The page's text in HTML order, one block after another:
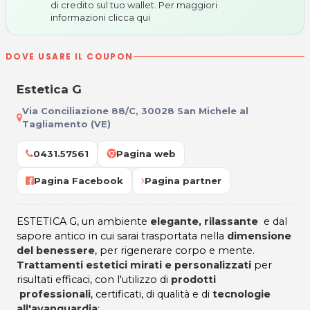
di credito sul tuo wallet. Per maggiori
informazioni clicca qui
DOVE USARE IL COUPON
Estetica G
Via Conciliazione 88/C, 30028 San Michele al
Tagliamento (VE)
0431.57561 Pagina web
Pagina Facebook Pagina partner
ESTETICA G, un ambiente elegante, rilassante e dal
sapore antico in cui sarai trasportata nella dimensione
del benessere, per rigenerare corpo e mente.
Trattamenti estetici mirati e personalizzati per
risultati efficaci, con l'utilizzo di prodotti
professionali, certificati, di qualità e di tecnologie